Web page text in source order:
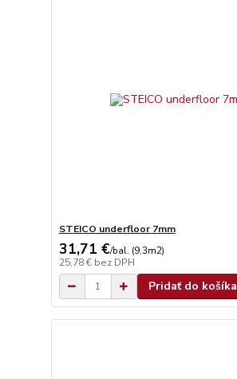
STEICO underfloor 7mm
31,71 €/bal. (9,3m2)
25,78 € bez DPH
Pridať do košíka